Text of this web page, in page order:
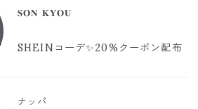
𝐒𝐎𝐍 𝐊𝐘𝐎𝐔
SHEINコーデ✨20%クーポン配布
ナッパ